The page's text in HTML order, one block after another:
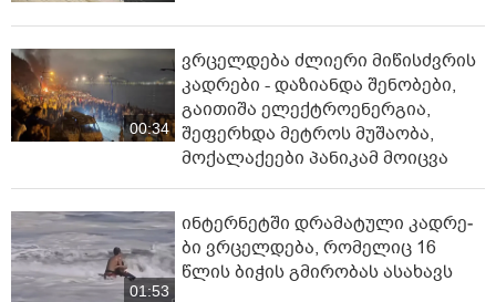
00:34
ვრცელდება ძლიერი მიწისძვრის
კადრები - დაზიანდა შენობები,
გაითიშა ელექტროენერგია,
შეფერხდა მეტროს მუშაობა,
მოქალაქეები პანიკამ მოიცვა
01:53
ინ­ტერ­ნეტ­ში დრა­მა­ტუ­ლი კად­რე­
ბი ვრცელდება, რომელიც 16
წლის ბიჭის გმირობას ასახავს